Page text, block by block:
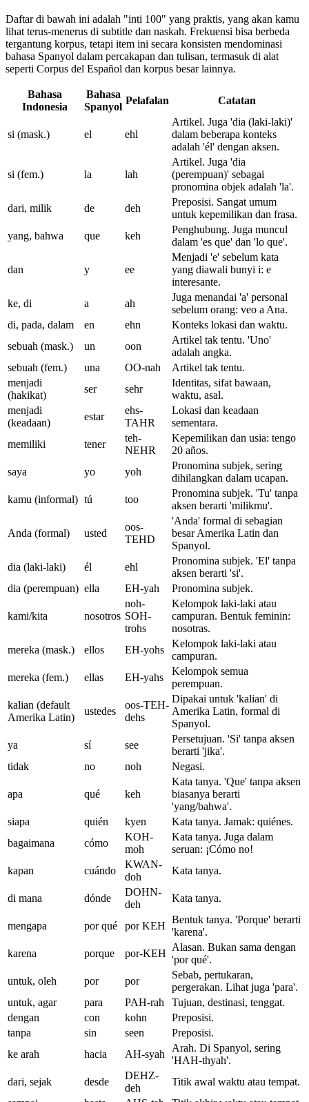
Daftar di bawah ini adalah "inti 100" yang praktis, yang akan kamu
lihat terus-menerus di subtitle dan naskah. Frekuensi bisa berbeda
tergantung korpus, tetapi item ini secara konsisten mendominasi
bahasa Spanyol dalam percakapan dan tulisan, termasuk di alat
seperti Corpus del Español dan korpus besar lainnya.
Bahasa
Indonesia
Bahasa
Spanyol
Pelafalan Catatan
si (mask.) el ehl
Artikel. Juga 'dia (laki-laki)'
dalam beberapa konteks
adalah 'él' dengan aksen.
si (fem.) la lah
Artikel. Juga 'dia
(perempuan)' sebagai
pronomina objek adalah 'la'.
dari, milik
de deh
Preposisi. Sangat umum
untuk kepemilikan dan frasa.
yang, bahwa
que keh
Penghubung. Juga muncul
dalam 'es que' dan 'lo que'.
dan y ee
Menjadi 'e' sebelum kata
yang diawali bunyi i: e
interesante.
ke, di
a ah
Juga menandai 'a' personal
sebelum orang: veo a Ana.
di, pada, dalam
en ehn
Konteks lokasi dan waktu.
sebuah (mask.)
un oon
Artikel tak tentu. 'Uno'
adalah angka.
sebuah (fem.)
una OO-nah
Artikel tak tentu.
menjadi
(hakikat)
ser sehr
Identitas, sifat bawaan,
waktu, asal.
menjadi
(keadaan)
estar
ehs-
TAHR
Lokasi dan keadaan
sementara.
memiliki
tener
teh-
NEHR
Kepemilikan dan usia: tengo
20 años.
saya
yo yoh
Pronomina subjek, sering
dihilangkan dalam ucapan.
kamu (informal) tú too
Pronomina subjek. 'Tu' tanpa
aksen berarti 'milikmu'.
Anda (formal) usted
oos-
TEHD
'Anda' formal di sebagian
besar Amerika Latin dan
Spanyol.
dia (laki-laki)
él ehl
Pronomina subjek. 'El' tanpa
aksen berarti 'si'.
dia (perempuan) ella EH-yah Pronomina subjek.
kami/kita nosotros
noh-
SOH-
trohs
Kelompok laki-laki atau
campuran. Bentuk feminin:
nosotras.
mereka (mask.)
ellos EH-yohs
Kelompok laki-laki atau
campuran.
mereka (fem.)
ellas EH-yahs
Kelompok semua
perempuan.
kalian (default
Amerika Latin)
ustedes
oos-TEH-
dehs
Dipakai untuk 'kalian' di
Amerika Latin, formal di
Spanyol.
ya
sí see
Persetujuan. 'Si' tanpa aksen
berarti 'jika'.
tidak
no noh Negasi.
apa qué keh
Kata tanya. 'Que' tanpa aksen
biasanya berarti
'yang/bahwa'.
siapa
quién kyen
Kata tanya. Jamak: quiénes.
bagaimana
cómo
KOH-
moh
Kata tanya. Juga dalam
seruan: ¡Cómo no!
kapan
cuándo
KWAN-
doh
Kata tanya.
di mana dónde
DOHN-
deh
Kata tanya.
mengapa por qué por KEH
Bentuk tanya. 'Porque' berarti
'karena'.
karena
porque por-KEH
Alasan. Bukan sama dengan
'por qué'.
untuk, oleh
por por
Sebab, pertukaran,
pergerakan. Lihat juga 'para'.
untuk, agar
para PAH-rah
Tujuan, destinasi, tenggat.
dengan
con kohn
Preposisi.
tanpa
sin seen
Preposisi.
ke arah
hacia AH-syah
Arah. Di Spanyol, sering
'HAH-thyah'.
dari, sejak
desde
DEHZ-
deh
Titik awal waktu atau tempat.